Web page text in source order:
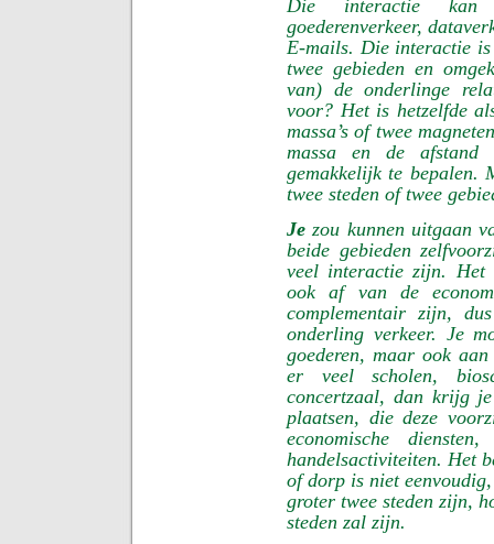
Die interactie kan
goederenverkeer,
E-mails. Die interactie
twee gebieden en
van) de onderlinge
voor? Het is hetzelfde
massa’s of twee
massa en de
gemakkelijk te bepalen.
twee steden of twee
Je zou kunnen uitgaan
beide gebieden
veel interactie zijn. Het
ook af van de
complementair zijn,
onderling verkeer. Je
goederen, maar ook
er veel scholen,
concertzaal, dan krijg
plaatsen, die deze
economische
handelsactiviteiten. Het
of dorp is niet
groter twee steden zijn,
steden zal zijn.